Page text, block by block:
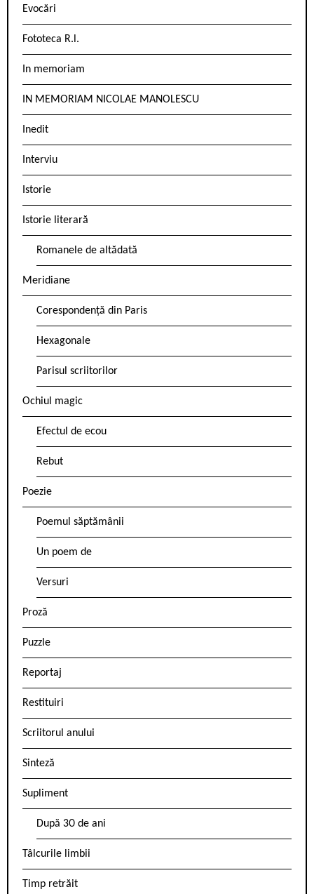
Evocări
Fototeca R.l.
In memoriam
IN MEMORIAM NICOLAE MANOLESCU
Inedit
Interviu
Istorie
Istorie literară
Romanele de altădată
Meridiane
Corespondență din Paris
Hexagonale
Parisul scriitorilor
Ochiul magic
Efectul de ecou
Rebut
Poezie
Poemul săptămânii
Un poem de
Versuri
Proză
Puzzle
Reportaj
Restituiri
Scriitorul anului
Sinteză
Supliment
După 30 de ani
Tâlcurile limbii
Timp retrăit